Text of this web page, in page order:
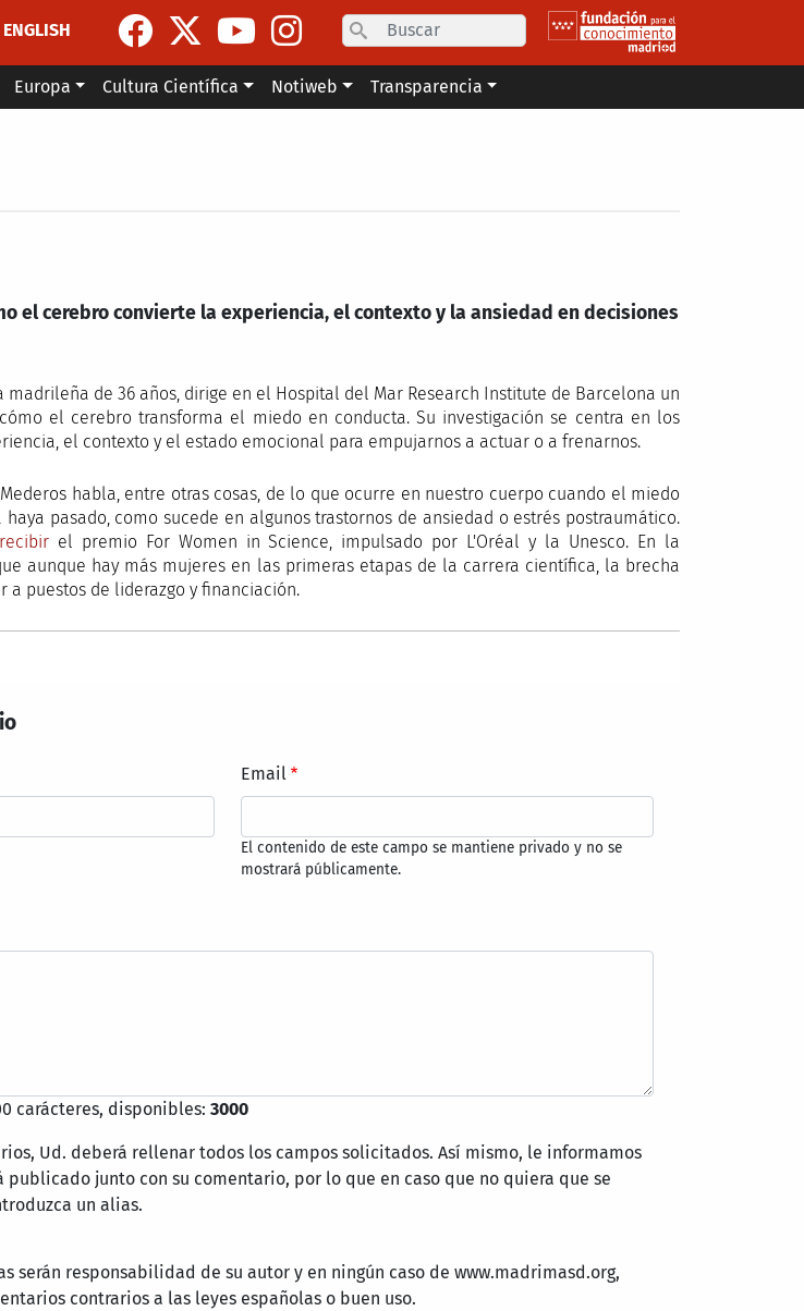
ENGLISH
Search
Europa Cultura Científica Notiweb Transparencia
el cerebro convierte la experiencia, el contexto y la ansiedad en decisiones
madrileña de 36 años, dirige en el Hospital del Mar Research Institute de Barcelona un
el cerebro transforma el miedo en conducta. Su investigación se centra en los
el contexto y el estado emocional para empujarnos a actuar o a frenarnos.
habla, entre otras cosas, de lo que ocurre en nuestro cuerpo cuando el miedo
pasado, como sucede en algunos trastornos de ansiedad o estrés postraumático.
el premio For Women in Science, impulsado por L'Oréal y la Unesco. En la
aunque hay más mujeres en las primeras etapas de la carrera científica, la brecha
puestos de liderazgo y financiación.
Email
El contenido de este campo se mantiene privado y no se
mostrará públicamente.
carácteres, disponibles: 3000
Ud. deberá rellenar todos los campos solicitados. Así mismo, le informamos
publicado junto con su comentario, por lo que en caso que no quiera que se
un alias.
serán responsabilidad de su autor y en ningún caso de www.madrimasd.org,
contrarios a las leyes españolas o buen uso.